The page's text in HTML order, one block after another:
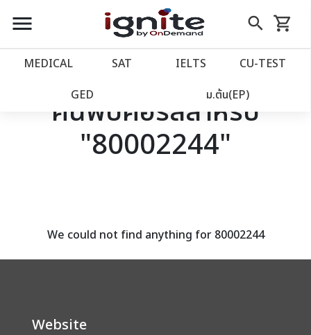
close
account_balance หน้าแรก
เว็บไซต์อิกไนท์
โปรโมชั่น
assignment ลงทะเบียน
menu search
Skip
to
shopping_cart
รถเข็น
MEDICAL SAT IELTS CU‑TEST
GED ม.ต้น(EP)
ค้นพบคอร์สสำหรับ
"80002244"
We could not find anything for 80002244
Website